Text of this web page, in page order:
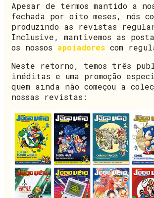
Apesar de termos mantido a
fechada por oito meses, nós
produzindo as revistas
Inclusive, mantivemos as
os nossos apoiadores com
Neste retorno, temos três
inéditas e uma promoção
quem ainda não começou a
nossas revistas: